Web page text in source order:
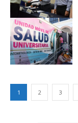
1 2 3